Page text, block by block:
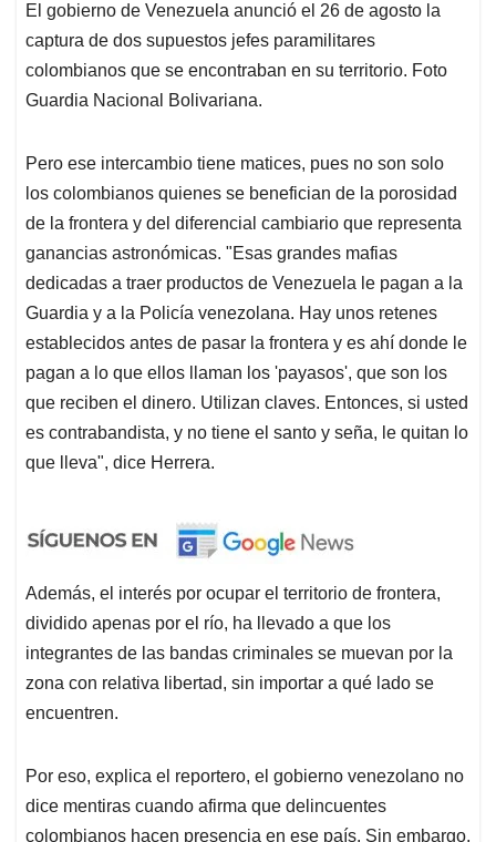
El gobierno de Venezuela anunció el 26 de agosto la
captura de dos supuestos jefes paramilitares
colombianos que se encontraban en su territorio. Foto
Guardia Nacional Bolivariana.
Pero ese intercambio tiene matices, pues no son solo
los colombianos quienes se benefician de la porosidad
de la frontera y del diferencial cambiario que representa
ganancias astronómicas. "Esas grandes mafias
dedicadas a traer productos de Venezuela le pagan a la
Guardia y a la Policía venezolana. Hay unos retenes
establecidos antes de pasar la frontera y es ahí donde le
pagan a lo que ellos llaman los 'payasos', que son los
que reciben el dinero. Utilizan claves. Entonces, si usted
es contrabandista, y no tiene el santo y seña, le quitan lo
que lleva", dice Herrera.
Además, el interés por ocupar el territorio de frontera,
dividido apenas por el río, ha llevado a que los
integrantes de las bandas criminales se muevan por la
zona con relativa libertad, sin importar a qué lado se
encuentren.
Por eso, explica el reportero, el gobierno venezolano no
dice mentiras cuando afirma que delincuentes
colombianos hacen presencia en ese país. Sin embargo,